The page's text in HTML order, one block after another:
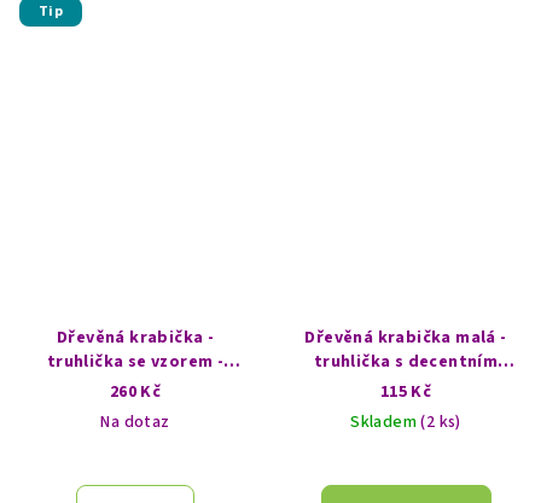
Tip
Dřevěná krabička -
truhlička se vzorem -
Strom života
260 Kč
Na dotaz
Dřevěná krabička malá -
truhlička s decentním
vzorem - Květiny
115 Kč
Skladem(2 ks)